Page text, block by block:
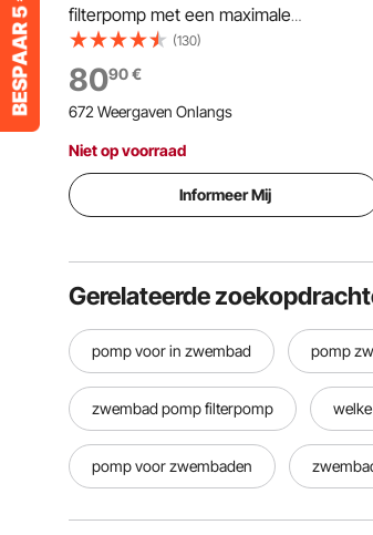
filterpomp met een maximale
doorstroomsnelheid van 10.800 l/u,
eentraps zwembadpomp, 2850 tpm,
maximale opvoerhoogte van 8 m,
inclusief filtermand en deksel, voor
bovengrondse zwembaden,
zwembaden en spa's.
(130)
8090€
672 Weergaven Onlangs
Niet op voorraad
Informeer Mij
Gerelateerde
pomp voor in zwembad pomp
zwembad pomp filterpomp
pomp voor zwembaden